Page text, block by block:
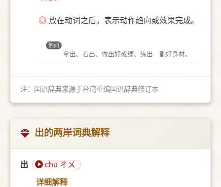
◎ 放在动词之后，表示动作趋向或效果完成。
例如
拿出、看出、做出好成绩、练出一副好身材。
注：国语辞典来源于台湾重编国语辞典修订本
出的两岸词典解释
出 chū ㄔㄨ
详细解释